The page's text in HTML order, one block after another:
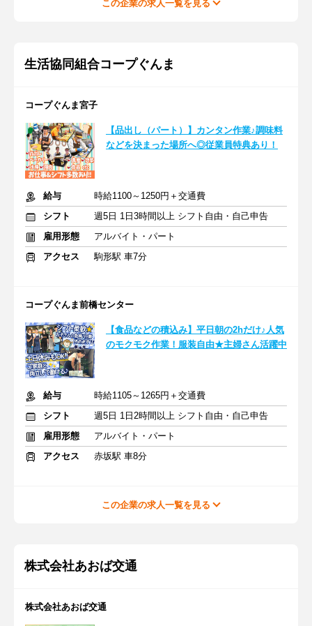
この企業の求人一覧を見る
生活協同組合コープぐんま
コープぐんま宮子
【品出し（パート）】カンタン作業♪調味料
などを決まった場所へ◎従業員特典あり！
給与
時給1100～1250円＋交通費
シフト
週5日 1日3時間以上 シフト自由・自己申告
雇用形態
アルバイト・パート
アクセス
駒形駅 車7分
コープぐんま前橋センター
【食品などの積込み】平日朝の2hだけ♪人気
のモクモク作業！服装自由★主婦さん活躍中
給与
時給1105～1265円＋交通費
シフト
週5日 1日2時間以上 シフト自由・自己申告
雇用形態
アルバイト・パート
アクセス
赤坂駅 車8分
この企業の求人一覧を見る
株式会社あおば交通
株式会社あおば交通